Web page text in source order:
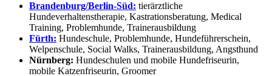
Brandenburg/Berlin-Süd: tierärztliche
Hundeverhaltenstherapie, Kastrationsberatung, Medical
Training, Problemhunde, Trainerausbildung
Fürth: Hundeschule, Problemhunde, Hundeführerschein,
Welpenschule, Social Walks, Trainerausbildung, Angsthund
Nürnberg: Hundeschulen und mobile Hundefriseurin,
mobile Katzenfriseurin, Groomer